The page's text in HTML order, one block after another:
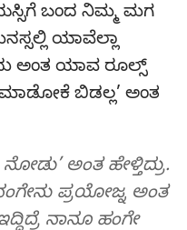
ಬಂದ ನಿಮ್ಮ ಮಗ
ಯಾವೆಲ್ಲಾ
ಅಂತ ಯಾವ ರೂಲ್ಸ್‌
ಬಿಡಲ್ಲ’ ಅಂತ
ಅಂತ ಹೇಳ್ತಿದ್ರು.
ಪ್ರಯೋಜ್ನ ಅಂತ
ನಾನೂ ಹಂಗೇ